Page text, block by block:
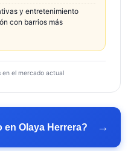
y entretenimiento
con barrios más
en el mercado actual
en Olaya Herrera? →